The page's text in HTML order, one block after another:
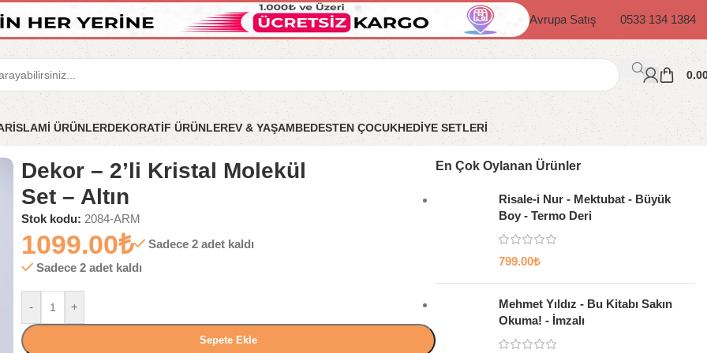
Avrupa Satış 0533 134 1384
İSLAMİ ÜRÜNLERDEKORATİF ÜRÜNLEREV & YAŞAMBEDESTEN ÇOCUKHEDİYE SETLERİ
– Altın
Dekor – 2’li Kristal Molekül
Set – Altın
Stok kodu: 2084-ARM
1099.00₺
Sadece 2 adet kaldı
Sadece 2 adet kaldı
- +
Sepete Ekle
En Çok Oylanan Ürünler
Risale-i Nur - Mektubat - Büyük
Boy - Termo Deri
799.00₺
Mehmet Yıldız - Bu Kitabı Sakın
Okuma! - İmzalı